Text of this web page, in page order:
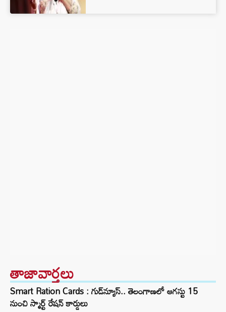
తాజావార్తలు
Smart Ration Cards : గుడ్‌న్యూస్‌.. తెలంగాణలో ఆగస్టు 15
నుంచి స్మార్ట్‌ రేషన్‌ కార్డులు